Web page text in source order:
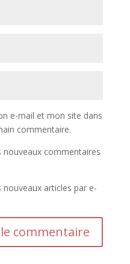
e-mail et mon site dans
commentaire.
nouveaux commentaires
articles par e-